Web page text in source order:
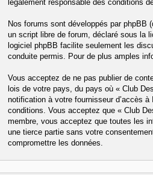
légalement responsable des conditions
Nos forums sont développés par phpBB
un script libre de forum, déclaré sous la
logiciel phpBB facilite seulement les
conduite permis. Pour de plus amples
Vous acceptez de ne pas publier de
lois de votre pays, du pays où « Club
notification à votre fournisseur d’accès
conditions. Vous acceptez que « Club
membre, vous acceptez que toutes les
une tierce partie sans votre
compromettre les données.